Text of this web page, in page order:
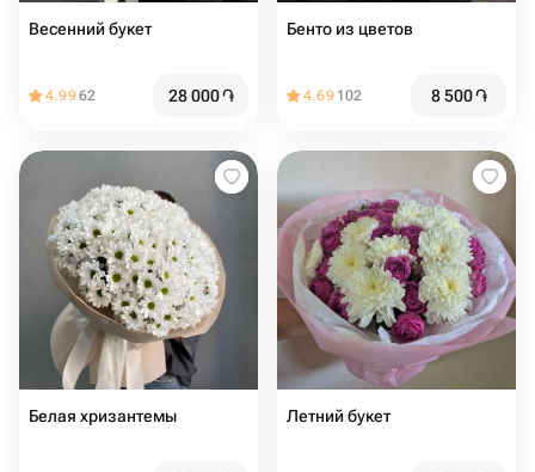
Весенний букет
4.9962 28 000֏
Бенто из цветов
4.69 102 8 500֏
Белая хризантемы Летний букет